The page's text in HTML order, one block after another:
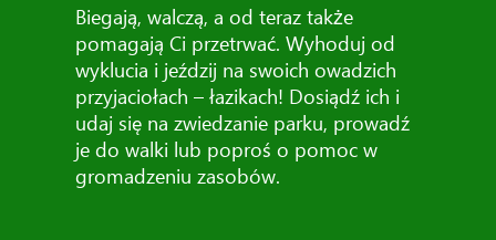
Biegają, walczą, a od teraz także
pomagają Ci przetrwać. Wyhoduj od
wyklucia i jeździj na swoich owadzich
przyjaciołach – łazikach! Dosiądź ich i
udaj się na zwiedzanie parku, prowadź
je do walki lub poproś o pomoc w
gromadzeniu zasobów.